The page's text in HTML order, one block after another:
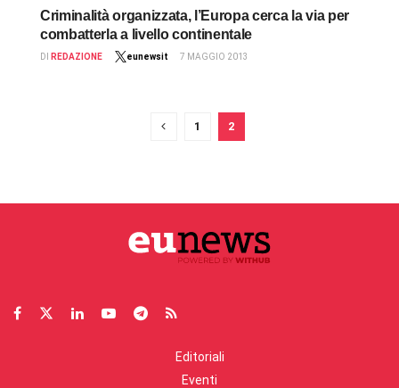
Criminalità organizzata, l’Europa cerca la via per
combatterla a livello continentale
DI REDAZIONE eunewsit 7 MAGGIO 2013
1 2
Editoriali
Eventi